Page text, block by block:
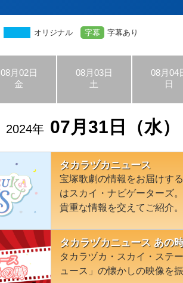
オリジナル 字幕 字幕あり
08月02日
金
08月03日
土
08月04
日
2024年 07月31日（水）
タカラヅカニュース
宝塚歌劇の情報をお届けす
はスカイ・ナビゲーターズ
貴重な情報を交えてご紹介。
タカラヅカニュース あの
タカラヅカ・スカイ・ステ
ュース」の懐かしの映像を